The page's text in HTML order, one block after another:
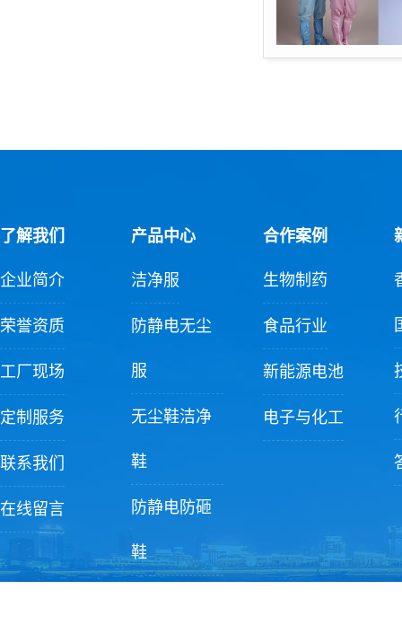
了解我们
企业简介
荣誉资质
工厂现场
定制服务
联系我们
在线留言
产品中心
洁净服
防静电无尘
服
无尘鞋洁净
鞋
防静电防砸
鞋
合作案例
生物制药
食品行业
新能源电池
电子与化工